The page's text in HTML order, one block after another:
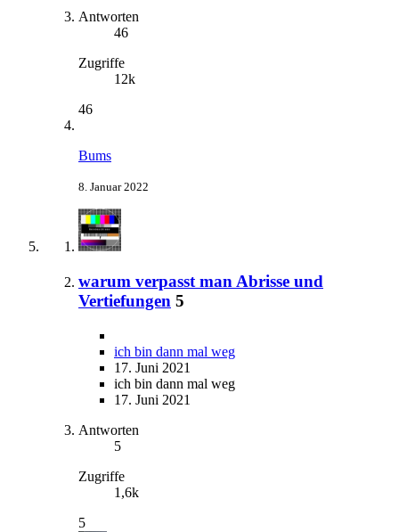
Antworten
46
Zugriffe
12k
46
Bums
8. Januar 2022
warum verpasst man Abrisse und
Vertiefungen 5
ich bin dann mal weg
17. Juni 2021
ich bin dann mal weg
17. Juni 2021
Antworten
5
Zugriffe
1,6k
5